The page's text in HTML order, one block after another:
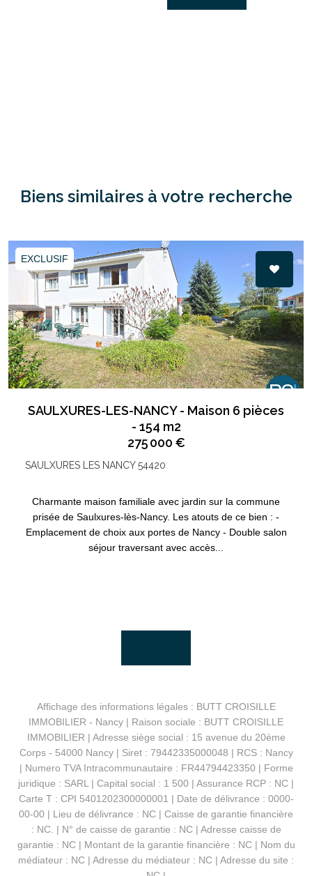
Biens similaires à votre recherche
EXCLUSIF
SAULXURES-LES-NANCY - Maison 6 pièces
- 154 m2
275 000 €
SAULXURES LES NANCY 54420
Charmante maison familiale avec jardin sur la commune
prisée de Saulxures-lès-Nancy. Les atouts de ce bien : -
Emplacement de choix aux portes de Nancy - Double salon
séjour traversant avec accès...
Affichage des informations légales : BUTT CROISILLE
IMMOBILIER - Nancy | Raison sociale : BUTT CROISILLE
IMMOBILIER | Adresse siège social : 15 avenue du 20ème
Corps - 54000 Nancy | Siret : 79442335000048 | RCS : Nancy
| Numero TVA Intracommunautaire : FR44794423350 | Forme
juridique : SARL | Capital social : 1 500 | Assurance RCP : NC |
Carte T : CPI 5401202300000001 | Date de délivrance : 0000-
00-00 | Lieu de délivrance : NC | Caisse de garantie financière
: NC. | N° de caisse de garantie : NC | Adresse caisse de
garantie : NC | Montant de la garantie financière : NC | Nom du
médiateur : NC | Adresse du médiateur : NC | Adresse du site :